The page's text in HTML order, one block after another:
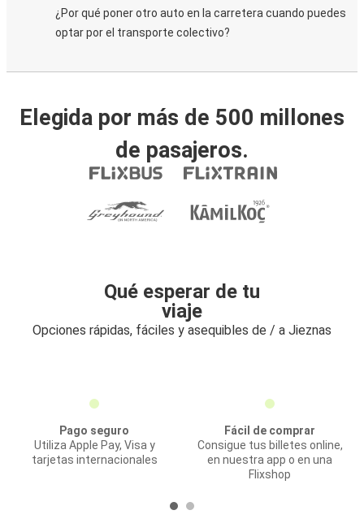
¿Por qué poner otro auto en la carretera cuando puedes
optar por el transporte colectivo?
Elegida por más de 500 millones
de pasajeros.
Qué esperar de tu
viaje
Opciones rápidas, fáciles y asequibles de / a Jieznas
Pago seguro
Utiliza Apple Pay, Visa y
tarjetas internacionales
Fácil de comprar
Consigue tus billetes online,
en nuestra app o en una
Flixshop